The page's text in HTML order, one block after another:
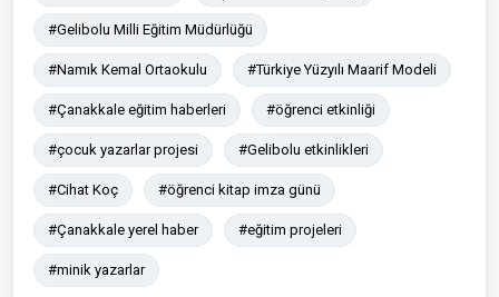
#Gelibolu Milli Eğitim Müdürlüğü
#Namık Kemal Ortaokulu #Türkiye Yüzyılı Maarif Modeli
#Çanakkale eğitim haberleri #öğrenci etkinliği
#çocuk yazarlar projesi #Gelibolu etkinlikleri
#Cihat Koç #öğrenci kitap imza günü
#Çanakkale yerel haber #eğitim projeleri
#minik yazarlar